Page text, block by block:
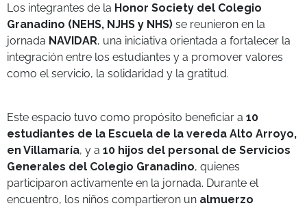
Los integrantes de la Honor Society del Colegio
Granadino (NEHS, NJHS y NHS) se reunieron en la
jornada NAVIDAR, una iniciativa orientada a fortalecer la
integración entre los estudiantes y a promover valores
como el servicio, la solidaridad y la gratitud.
Este espacio tuvo como propósito beneficiar a 10
estudiantes de la Escuela de la vereda Alto Arroyo,
en Villamaría, y a 10 hijos del personal de Servicios
Generales del Colegio Granadino, quienes
participaron activamente en la jornada. Durante el
encuentro, los niños compartieron un almuerzo